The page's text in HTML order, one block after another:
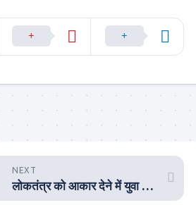
NEXT
लोकतंत्र को आकार देने में युवा मतदाताओं की भूमिका अहम्